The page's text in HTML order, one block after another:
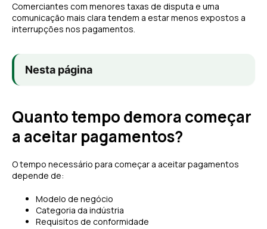
Comerciantes com menores taxas de disputa e uma
comunicação mais clara tendem a estar menos expostos a
interrupções nos pagamentos.
Nesta página
Quanto tempo demora começar
a aceitar pagamentos?
O tempo necessário para começar a aceitar pagamentos
depende de:
Modelo de negócio
Categoria da indústria
Requisitos de conformidade